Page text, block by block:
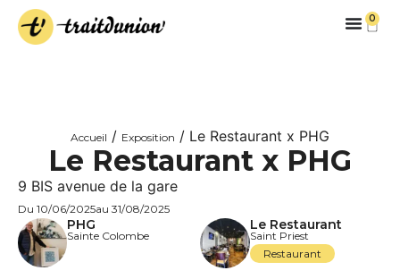
0
Accueil / Exposition / Le Restaurant x PHG
Le Restaurant x PHG
9 BIS avenue de la gare
Du 10/06/2025au 31/08/2025
PHG
Sainte Colombe
Le Restaurant
Saint Priest
Restaurant